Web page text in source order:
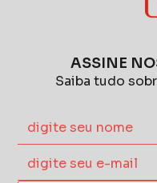
ASSINE
Saiba tudo